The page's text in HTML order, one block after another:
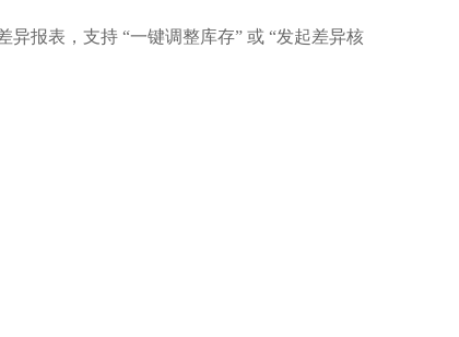
报表，支持 “一键调整库存” 或 “发起差异核